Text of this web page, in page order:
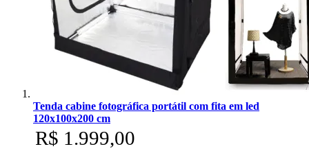
Tenda cabine fotográfica portátil com fita em led
120x100x200 cm
R$ 1.999,00